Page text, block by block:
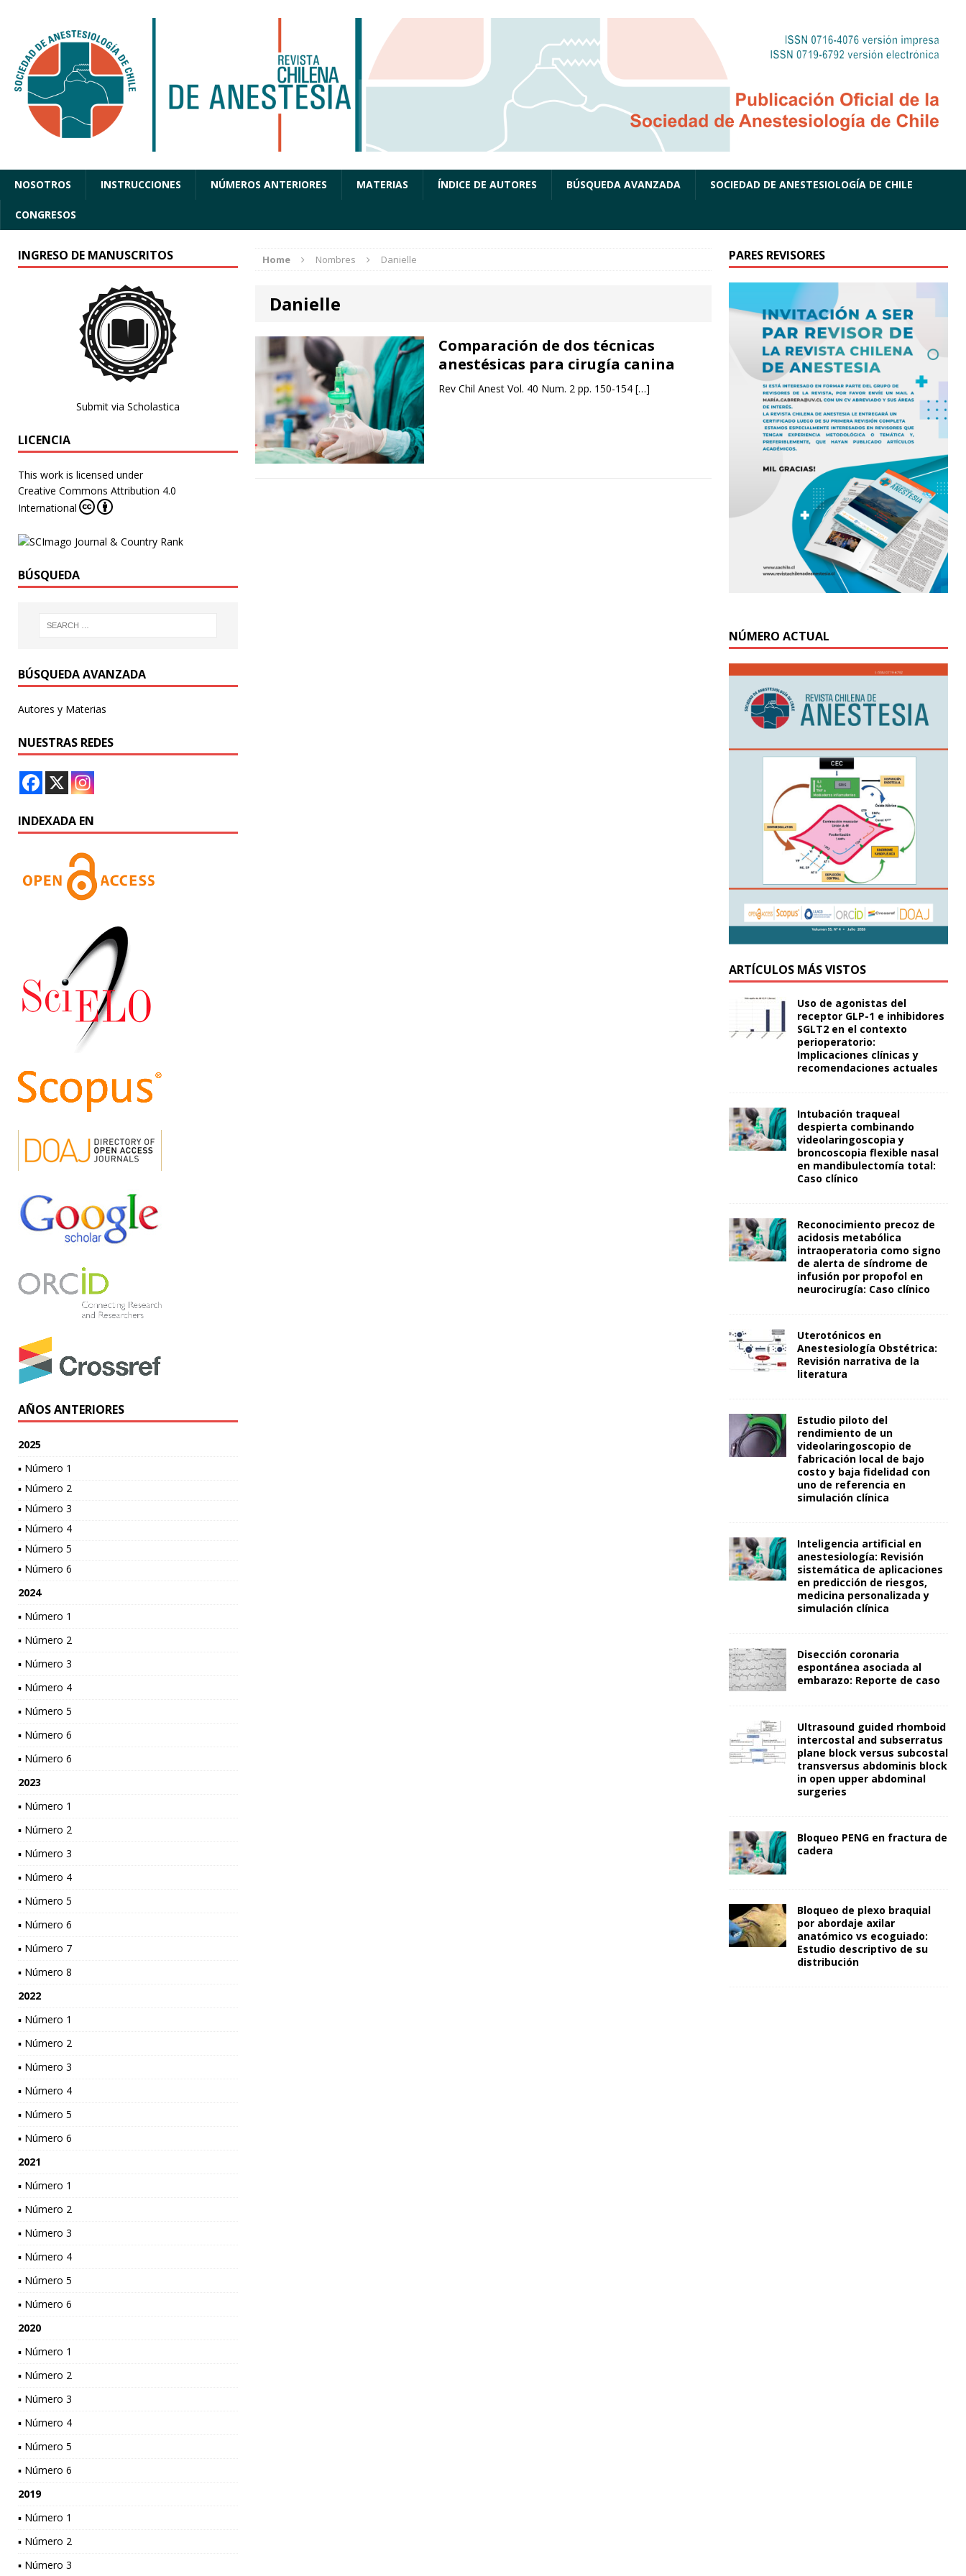
NOSOTROS INSTRUCCIONES NÚMEROS ANTERIORES MATERIAS ÍNDICE DE AUTORES BÚSQUEDA AVANZADA SOCIEDAD DE ANESTESIOLOGÍA DE CHILE
CONGRESOS
Home Nombres Danielle
Danielle
Comparación de dos técnicas
anestésicas para cirugía canina
Rev Chil Anest Vol. 40 Num. 2 pp. 150-154 […]
INGRESO DE MANUSCRITOS
Submit via Scholastica
LICENCIA
This work is licensed under
Creative Commons Attribution 4.0
International
BÚSQUEDA
BÚSQUEDA AVANZADA
Autores y Materias
NUESTRAS REDES
INDEXADA EN
AÑOS ANTERIORES
2025
▪ Número 1
▪ Número 2
▪ Número 3
▪ Número 4
▪ Número 5
▪ Número 6
2024
▪ Número 1
▪ Número 2
▪ Número 3
▪ Número 4
▪ Número 5
▪ Número 6
▪ Número 6
2023
▪ Número 1
▪ Número 2
▪ Número 3
▪ Número 4
▪ Número 5
▪ Número 6
▪ Número 7
▪ Número 8
2022
▪ Número 1
▪ Número 2
▪ Número 3
▪ Número 4
▪ Número 5
▪ Número 6
2021
▪ Número 1
▪ Número 2
▪ Número 3
▪ Número 4
▪ Número 5
▪ Número 6
2020
▪ Número 1
▪ Número 2
▪ Número 3
▪ Número 4
▪ Número 5
▪ Número 6
2019
▪ Número 1
▪ Número 2
▪ Número 3
PARES REVISORES
NÚMERO ACTUAL
ARTÍCULOS MÁS VISTOS
Uso de agonistas del
receptor GLP-1 e inhibidores
SGLT2 en el contexto
perioperatorio:
Implicaciones clínicas y
recomendaciones actuales
Intubación traqueal
despierta combinando
videolaringoscopia y
broncoscopia flexible nasal
en mandibulectomía total:
Caso clínico
Reconocimiento precoz de
acidosis metabólica
intraoperatoria como signo
de alerta de síndrome de
infusión por propofol en
neurocirugía: Caso clínico
Uterotónicos en
Anestesiología Obstétrica:
Revisión narrativa de la
literatura
Estudio piloto del
rendimiento de un
videolaringoscopio de
fabricación local de bajo
costo y baja fidelidad con
uno de referencia en
simulación clínica
Inteligencia artificial en
anestesiología: Revisión
sistemática de aplicaciones
en predicción de riesgos,
medicina personalizada y
simulación clínica
Disección coronaria
espontánea asociada al
embarazo: Reporte de caso
Ultrasound guided rhomboid
intercostal and subserratus
plane block versus subcostal
transversus abdominis block
in open upper abdominal
surgeries
Bloqueo PENG en fractura de
cadera
Bloqueo de plexo braquial
por abordaje axilar
anatómico vs ecoguiado:
Estudio descriptivo de su
distribución